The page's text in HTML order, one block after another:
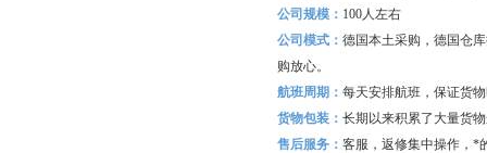
公司规模： 100人左右
公司模式： 德国本土采购，德国仓
购放心。
航班周期： 每天安排航班，保证货
货物包装： 长期以来积累了大量货
售后服务： 客服，返修集中操作，*